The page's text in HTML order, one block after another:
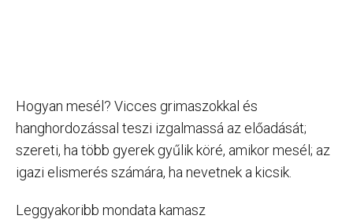
Hogyan mesél? Vicces grimaszokkal és
hanghordozással teszi izgalmassá az előadását;
szereti, ha több gyerek gyűlik köré, amikor mesél; az
igazi elismerés számára, ha nevetnek a kicsik.
Leggyakoribb mondata kamasz